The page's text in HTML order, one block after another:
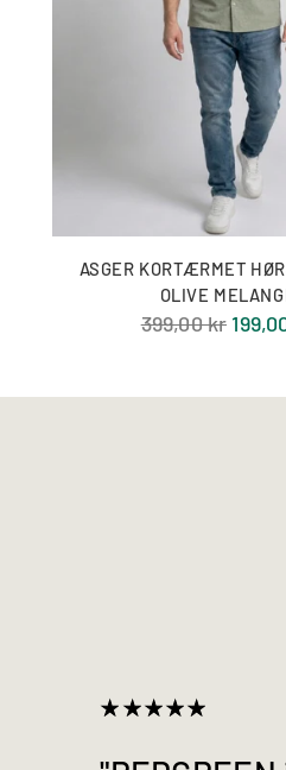
ASGER KORTÆRMET
OLIVE
Normal
399,00 kr